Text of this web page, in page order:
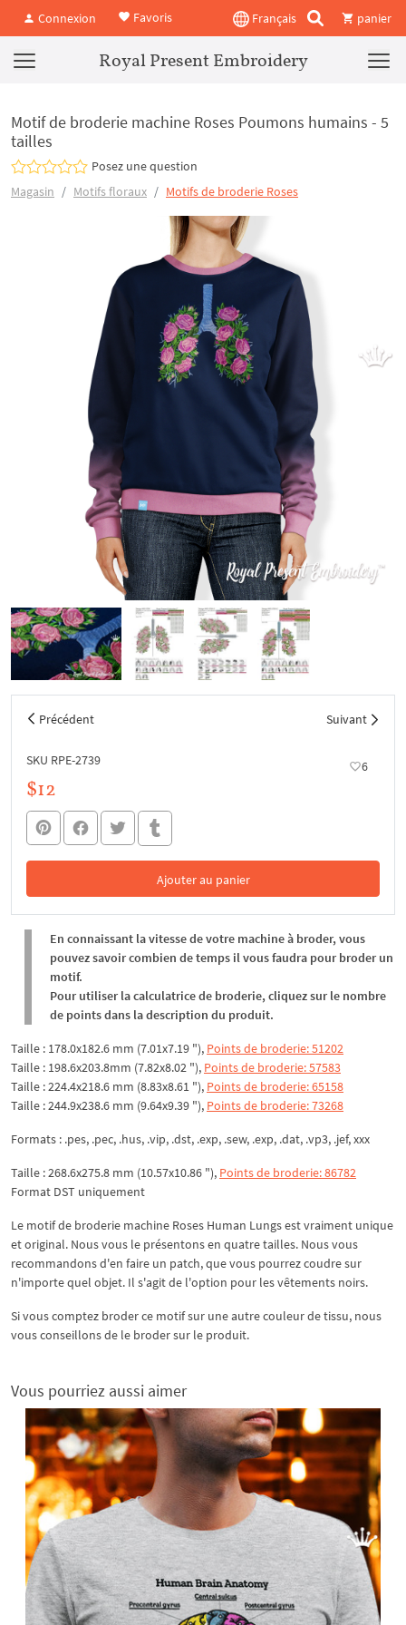
Connexion Favoris Français panier
Royal Present Embroidery
Motif de broderie machine Roses Poumons humains - 5
tailles
Posez une question
Magasin
Motifs floraux Motifs de broderie Roses
Précédent Suivant
SKU RPE-2739 6
$12
Ajouter au panier
Dans le panier
En connaissant la vitesse de votre machine à broder, vous
pouvez savoir combien de temps il vous faudra pour broder un
motif.
Pour utiliser la calculatrice de broderie, cliquez sur le nombre
de points dans la description du produit.
Taille : 178.0x182.6 mm (7.01x7.19 "), Points de broderie: 51202
Taille : 198.6x203.8mm (7.82x8.02 "), Points de broderie: 57583
Taille : 224.4x218.6 mm (8.83x8.61 "), Points de broderie: 65158
Taille : 244.9x238.6 mm (9.64x9.39 "), Points de broderie: 73268
Formats : .pes, .pec, .hus, .vip, .dst, .exp, .sew, .exp, .dat, .vp3, .jef, xxx
Taille : 268.6x275.8 mm (10.57x10.86 "), Points de broderie: 86782
Format DST uniquement
Le motif de broderie machine Roses Human Lungs est vraiment unique
et original. Nous vous le présentons en quatre tailles. Nous vous
recommandons d'en faire un patch, que vous pourrez coudre sur
n'importe quel objet. Il s'agit de l'option pour les vêtements noirs.
Si vous comptez broder ce motif sur une autre couleur de tissu, nous
vous conseillons de le broder sur le produit.
Vous pourriez aussi aimer